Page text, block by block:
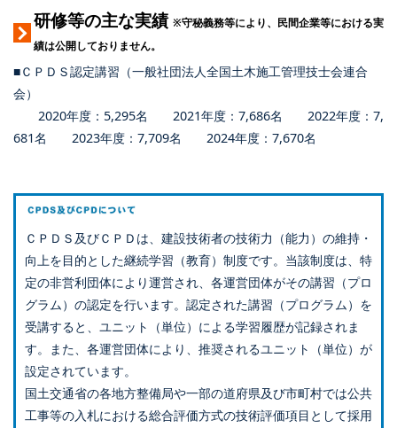
研修等の主な実績 ※守秘義務等により、民間企業等における実
績は公開しておりません。
■ＣＰＤＳ認定講習（一般社団法人全国土木施工管理技士会連合
会）
2020年度：5,295名 2021年度：7,686名 2022年度：7,
681名 2023年度：7,709名 2024年度：7,670名
ＣＰＤＳ及びＣＰＤは、建設技術者の技術力（能力）の維持・
向上を目的とした継続学習（教育）制度です。当該制度は、特
定の非営利団体により運営され、各運営団体がその講習（プロ
グラム）の認定を行います。認定された講習（プログラム）を
受講すると、ユニット（単位）による学習履歴が記録されま
す。また、各運営団体により、推奨されるユニット（単位）が
設定されています。
国土交通省の各地方整備局や一部の道府県及び市町村では公共
工事等の入札における総合評価方式の技術評価項目として採用